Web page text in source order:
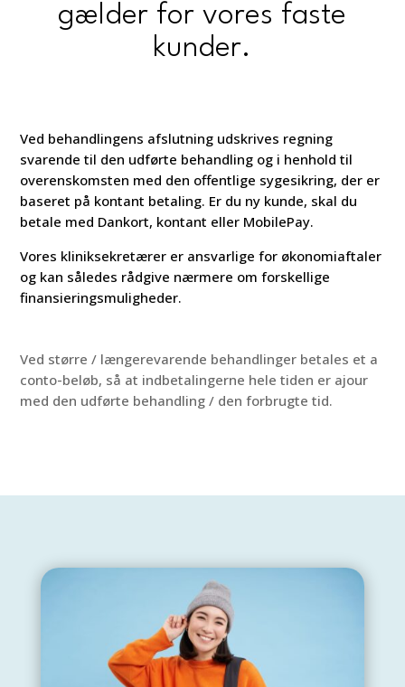
gælder for vores faste
kunder.
Ved behandlingens afslutning udskrives regning
svarende til den udførte behandling og i henhold til
overenskomsten med den offentlige sygesikring, der er
baseret på kontant betaling. Er du ny kunde, skal du
betale med Dankort, kontant eller MobilePay.
Vores kliniksekretærer er ansvarlige for økonomiaftaler
og kan således rådgive nærmere om forskellige
finansieringsmuligheder.
Ved større / længerevarende behandlinger betales et a
conto-beløb, så at indbetalingerne hele tiden er ajour
med den udførte behandling / den forbrugte tid.